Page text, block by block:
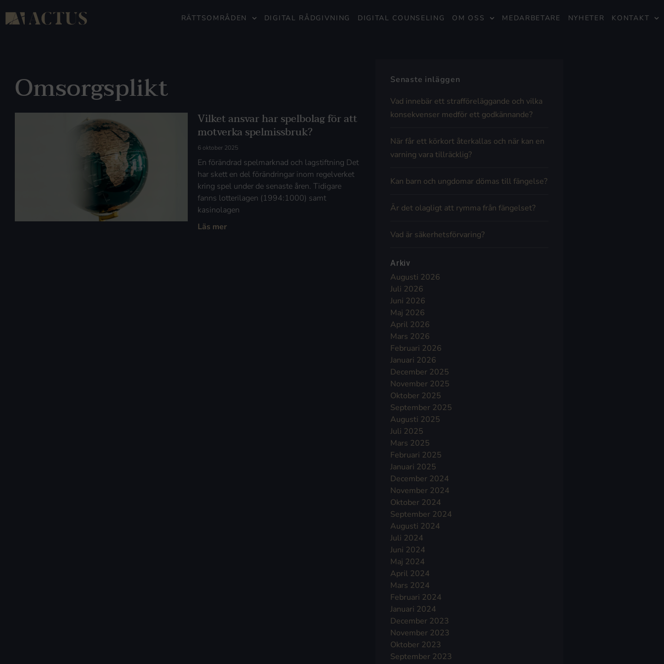
RÄTTSOMRÅDEN DIGITAL RÅDGIVNING DIGITAL COUNSELING OM OSS MEDARBETARE NYHETER KONTAKT
Omsorgsplikt
Vilket ansvar har spelbolag för att
motverka spelmissbruk?
6 oktober 2025
En förändrad spelmarknad och lagstiftning Det
har skett en del förändringar inom regelverket
kring spel under de senaste åren. Tidigare
fanns lotterilagen (1994:1000) samt
kasinolagen
Läs mer
Senaste inläggen
Vad innebär ett strafföreläggande och vilka
konsekvenser medför ett godkännande?
När får ett körkort återkallas och när kan en
varning vara tillräcklig?
Kan barn och ungdomar dömas till fängelse?
Är det olagligt att rymma från fängelset?
Vad är säkerhetsförvaring?
Arkiv
Augusti 2026
Juli 2026
Juni 2026
Maj 2026
April 2026
Mars 2026
Februari 2026
Januari 2026
December 2025
November 2025
Oktober 2025
September 2025
Augusti 2025
Juli 2025
Mars 2025
Februari 2025
Januari 2025
December 2024
November 2024
Oktober 2024
September 2024
Augusti 2024
Juli 2024
Juni 2024
Maj 2024
April 2024
Mars 2024
Februari 2024
Januari 2024
December 2023
November 2023
Oktober 2023
September 2023